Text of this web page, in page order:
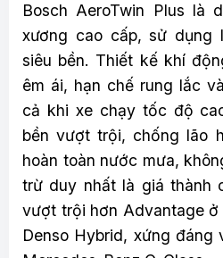
Bosch AeroTwin Plus là
xương cao cấp, sử dụng
siêu bền. Thiết kế khí
êm ái, hạn chế rung lắc
cả khi xe chạy tốc độ
bền vượt trội, chống lão
hoàn toàn nước mưa,
trừ duy nhất là giá thành
vượt trội hơn Advantage ở
Denso Hybrid, xứng đáng